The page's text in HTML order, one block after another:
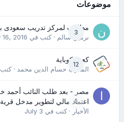
موضوعات
3
مطلوب لمركز تدريب سعودى
نرمين سالم· كتب في 16, 2016
12
كعب كوباية
المدرب حسام الدين محمد·
0
مصر - بعد طلب النائب أحمد
اعتماد مالي لتطوير مدخل
الأخبار· كتب في July 3